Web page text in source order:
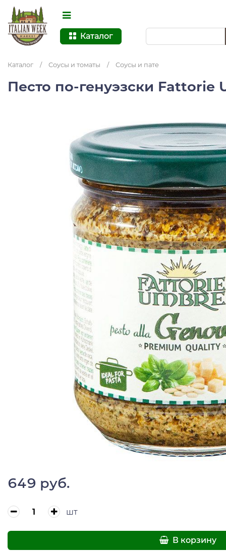
Каталог
Каталог / Соусы и томаты / Соусы и пате
Песто по-генуэзски Fattorie
649 руб.
шт
В корзину